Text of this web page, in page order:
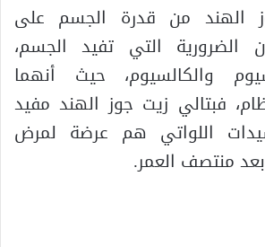
الهند من قدرة الجسم على
الضرورية التي تفيد الجسم،
والكالسيوم، حيث أنهما
فبتالي زيت جوز الهند مفيد
اللواتي هم عرضة لمرض
منتصف العمر.